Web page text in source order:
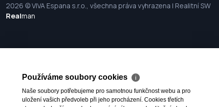
2026 © VIVA Espana s.r.o., všechna práva vyhrazena | Realitní SW
Realman
Používáme soubory cookies ℹ
Naše soubory potřebujeme pro samotnou funkčnost webu a pro
uložení vašich předvoleb při jeho procházení. Cookies třetích